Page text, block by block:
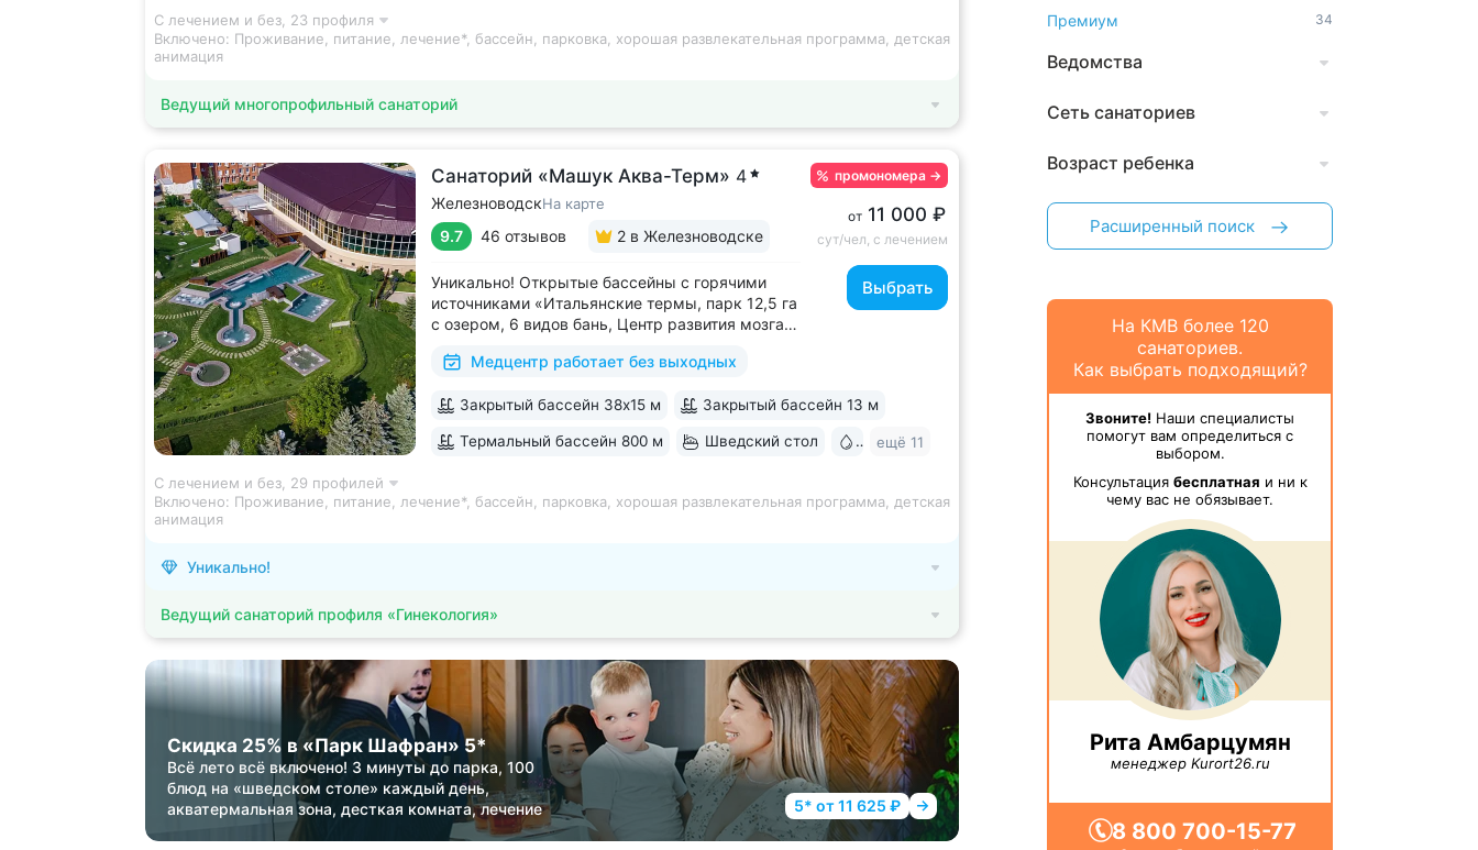
С лечением и без, 23 профиля
Включено: Проживание, питание, лечение*, бассейн, парковка, хорошая развлекательная программа, детская
анимация
Ведущий многопрофильный санаторий
Санаторий «Машук Аква-Терм» 4
ЖелезноводскНа карте
9.7 46 отзывов 2 в Железноводске
Уникально! Открытые бассейны с горячими
источниками «Итальянские термы, парк 12,5 га
с озером, 6 видов бань, Центр развития мозга,
зал, 24 программы лечения, EMS-тренировки,
Кавказа» • Расположен в уединенном...
Медцентр работает без выходных
промономера →
от 11 000 ₽
сут/чел, с лечением
Выбрать
Закрытый бассейн 38х15 м Закрытый бассейн 13 м
Термальный бассейн 800 м Шведский стол Бювет
ещё 11
С лечением и без, 29 профилей
Включено: Проживание, питание, лечение*, бассейн, парковка, хорошая развлекательная программа, детская
анимация
Уникально!
Ведущий санаторий профиля «Гинекология»
Скидка 25% в «Парк Шафран» 5*
Всё лето всё включено! 3 минуты до парка, 100
блюд на «шведском столе» каждый день,
акватермальная зона, десткая комната, лечение
5* от 11 625 ₽
Премиум 34
Ведомства
Сеть санаториев
Возраст ребенка
Расширенный поиск
На КМВ более 120
санаториев.
Как выбрать подходящий?
Звоните! Наши специалисты
помогут вам определиться с
выбором.
Консультация бесплатная и ни к
чему вас не обязывает.
Рита Амбарцумян
менеджер Kurort26.ru
8 800 700-15-77